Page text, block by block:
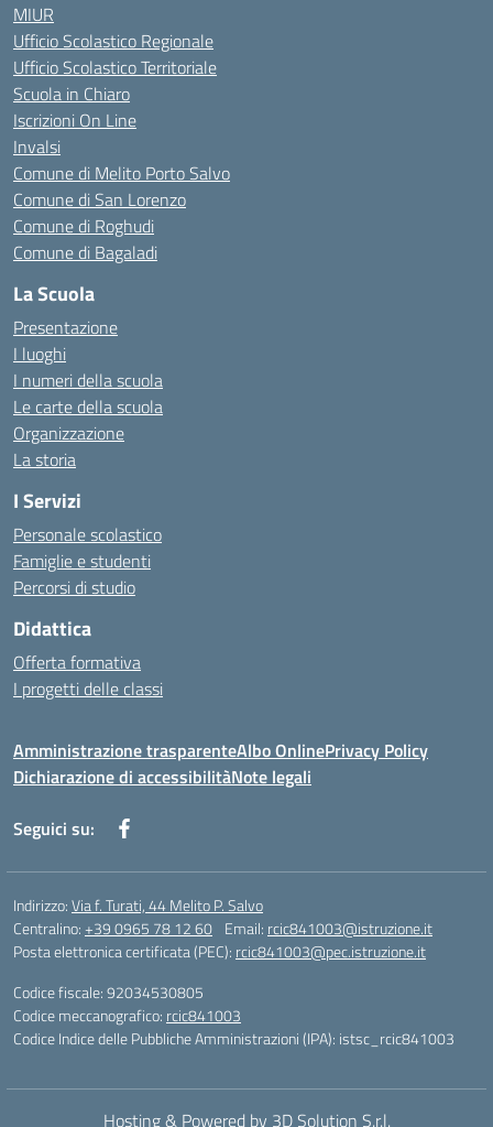
MIUR
Ufficio Scolastico Regionale
Ufficio Scolastico Territoriale
Scuola in Chiaro
Iscrizioni On Line
Invalsi
Comune di Melito Porto Salvo
Comune di San Lorenzo
Comune di Roghudi
Comune di Bagaladi
La Scuola
Presentazione
I luoghi
I numeri della scuola
Le carte della scuola
Organizzazione
La storia
I Servizi
Personale scolastico
Famiglie e studenti
Percorsi di studio
Didattica
Offerta formativa
I progetti delle classi
Amministrazione trasparenteAlbo OnlinePrivacy Policy
Dichiarazione di accessibilitàNote legali
Seguici su:
Indirizzo:Via f. Turati, 44 Melito P. Salvo
Centralino:+39 0965 78 12 60 Email: rcic841003@istruzione.it
Posta elettronica certificata (PEC): rcic841003@pec.istruzione.it
Codice fiscale: 92034530805
Codice meccanografico: rcic841003
Codice Indice delle Pubbliche Amministrazioni (IPA): istsc_rcic841003
Hosting & Powered by 3D Solution S.r.l.